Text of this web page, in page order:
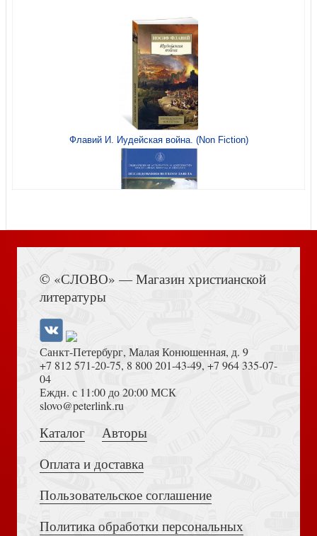
Открытка двойная «Смольный Воскресенский собор»
(Ваката)
Индексы с второканоническими книгами Библии.
Расцветка 3
Открытка «Люби и будь любимой»10*15 (картон)
Покаяние. Автобиографическая повесть
Флавий И. Иудейская война. (Non Fiction)
Толкование на Апокалипсис (Тихоний Африканский)
Достоевский Ф.М. Сила и правда России (2024)
© «СЛОВО» — Магазин христианской
литературы
Санкт-Петербург, Малая Конюшенная, д. 9
+7 812 571-20-75, 8 800 201-43-49, +7 964 335-07-
04
Еждн. с 11:00 до 20:00 МСК
slovo@peterlink.ru
Каталог
Авторы
Оплата и доставка
Пользовательское соглашение
Политика обработки персональных